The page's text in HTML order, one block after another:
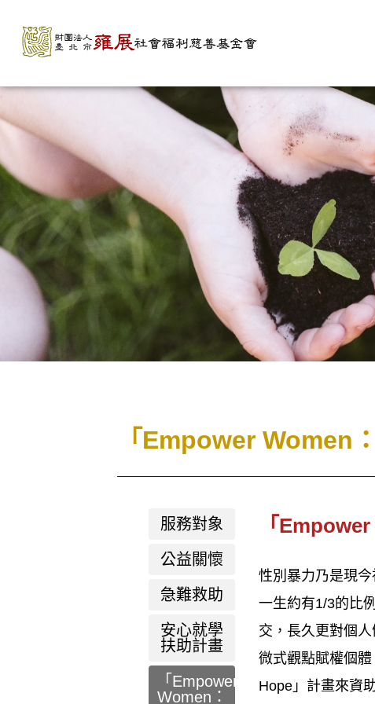
「Empower Women
服務對象
公益關懷
急難救助
安心就學
扶助計畫
「Empower
Women：
「
性別暴力乃是現
一生約有1/3的比
交，長久更對個
微式觀點賦權個
Hope」計畫來資